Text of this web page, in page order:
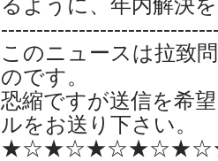
るように、年内解決
このニュースは拉致
のです。
恐縮ですが送信を希
ルをお送り下さい。